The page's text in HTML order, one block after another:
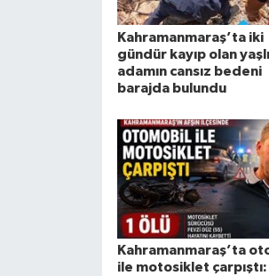
Kahramanmaraş’ta iki
gündür kayıp olan yaşlı
adamın cansız bedeni
barajda bulundu
Kahramanmaraş’ta
ile motosiklet çarpıştı: